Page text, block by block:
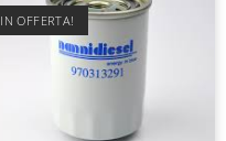
IN OFFERTA!